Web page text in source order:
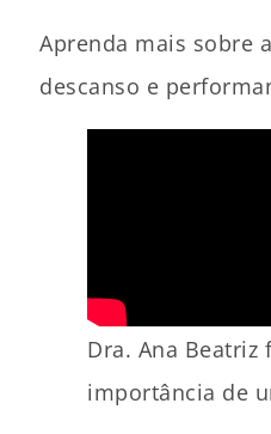
Aprenda mais sobre
descanso e
Dra. Ana Beatriz
importância de